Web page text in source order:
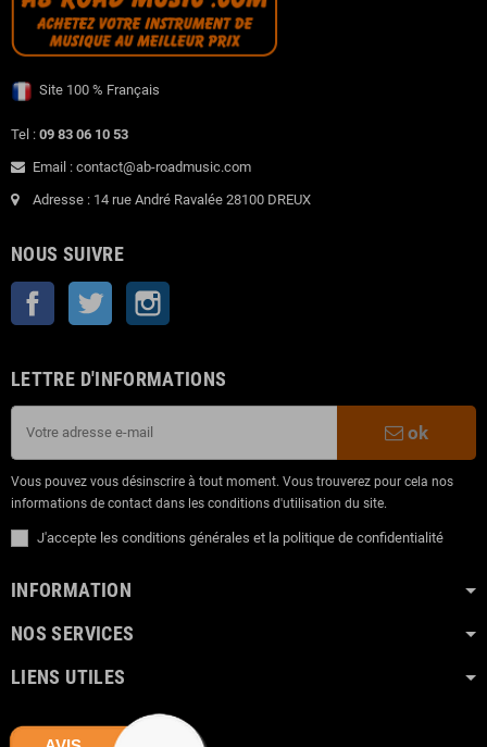
Site 100 % Français
Tel : 09 83 06 10 53
Email : contact@ab-roadmusic.com
Adresse : 14 rue André Ravalée 28100 DREUX
NOUS SUIVRE
Facebook Twitter
LETTRE D'INFORMATIONS
ok
Vous pouvez vous désinscrire à tout moment. Vous trouverez pour cela nos
informations de contact dans les conditions d'utilisation du site.
J'accepte les conditions générales et la politique de confidentialité
INFORMATION
NOS SERVICES
LIENS UTILES